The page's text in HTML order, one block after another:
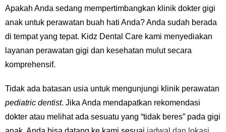
Apakah Anda sedang mempertimbangkan klinik dokter gigi
anak untuk perawatan buah hati Anda? Anda sudah berada
di tempat yang tepat. Kidz Dental Care kami menyediakan
layanan perawatan gigi dan kesehatan mulut secara
komprehensif.
Tidak ada batasan usia untuk mengunjungi klinik perawatan
pediatric dentist. Jika Anda mendapatkan rekomendasi
dokter atau melihat ada sesuatu yang “tidak beres” pada gigi